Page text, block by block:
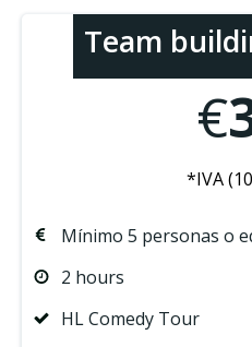
Team
€
*IVA
Mínimo 5 personas o
2 hours
HL Comedy Tour